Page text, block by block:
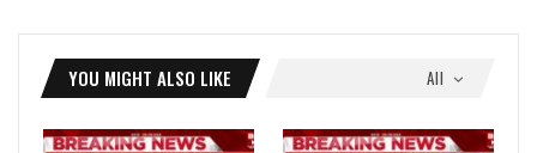
All
YOU MIGHT ALSO LIKE